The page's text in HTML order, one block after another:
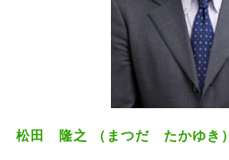
松田 隆之 （まつだ たかゆき）